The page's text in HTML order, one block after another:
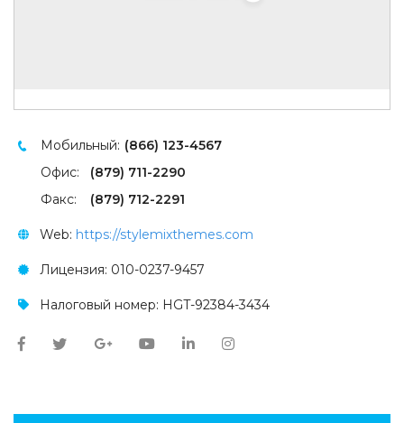
Мобильный: (866) 123-4567
Офис:
(879) 711-2290
Факс:
(879) 712-2291
Web: https://stylemixthemes.com
Лицензия: 010-0237-9457
Налоговый номер: HGT-92384-3434